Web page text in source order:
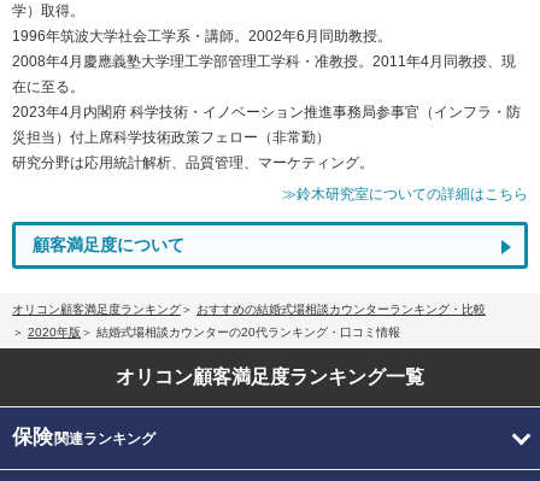
学）取得。
1996年筑波大学社会工学系・講師。2002年6月同助教授。
2008年4月慶應義塾大学理工学部管理工学科・准教授。2011年4月同教授、現
在に至る。
2023年4月内閣府 科学技術・イノベーション推進事務局参事官（インフラ・防
災担当）付上席科学技術政策フェロー（非常勤）
研究分野は応用統計解析、品質管理、マーケティング。
≫鈴木研究室についての詳細はこちら
顧客満足度について
オリコン顧客満足度ランキング
おすすめの結婚式場相談カウンターランキング・比較
2020年版
結婚式場相談カウンターの20代ランキング・口コミ情報
オリコン顧客満足度ランキング一覧
保険関連ランキング